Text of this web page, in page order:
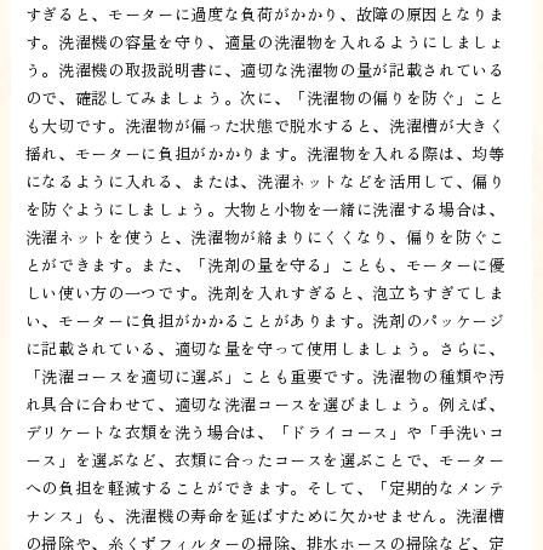
すぎると、モーターに過度な負荷がかかり、故障の原因となりま
す。洗濯機の容量を守り、適量の洗濯物を入れるようにしましょ
う。洗濯機の取扱説明書に、適切な洗濯物の量が記載されている
ので、確認してみましょう。次に、「洗濯物の偏りを防ぐ」こと
も大切です。洗濯物が偏った状態で脱水すると、洗濯槽が大きく
揺れ、モーターに負担がかかります。洗濯物を入れる際は、均等
になるように入れる、または、洗濯ネットなどを活用して、偏り
を防ぐようにしましょう。大物と小物を一緒に洗濯する場合は、
洗濯ネットを使うと、洗濯物が絡まりにくくなり、偏りを防ぐこ
とができます。また、「洗剤の量を守る」ことも、モーターに優
しい使い方の一つです。洗剤を入れすぎると、泡立ちすぎてしま
い、モーターに負担がかかることがあります。洗剤のパッケージ
に記載されている、適切な量を守って使用しましょう。さらに、
「洗濯コースを適切に選ぶ」ことも重要です。洗濯物の種類や汚
れ具合に合わせて、適切な洗濯コースを選びましょう。例えば、
デリケートな衣類を洗う場合は、「ドライコース」や「手洗いコ
ース」を選ぶなど、衣類に合ったコースを選ぶことで、モーター
への負担を軽減することができます。そして、「定期的なメンテ
ナンス」も、洗濯機の寿命を延ばすために欠かせません。洗濯槽
の掃除や、糸くずフィルターの掃除、排水ホースの掃除など、定